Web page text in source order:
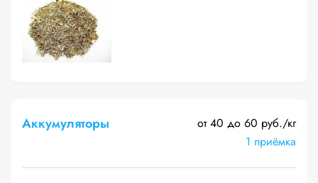
Аккумуляторы
от 40 до 60 руб./кг
1 приёмка